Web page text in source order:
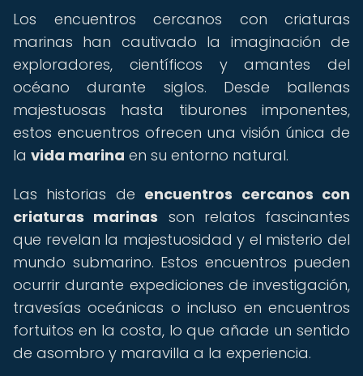
Los encuentros cercanos con criaturas
marinas han cautivado la imaginación de
exploradores, científicos y amantes del
océano durante siglos. Desde ballenas
majestuosas hasta tiburones imponentes,
estos encuentros ofrecen una visión única de
la vida marina en su entorno natural.
Las historias de encuentros cercanos con
criaturas marinas son relatos fascinantes
que revelan la majestuosidad y el misterio del
mundo submarino. Estos encuentros pueden
ocurrir durante expediciones de investigación,
travesías oceánicas o incluso en encuentros
fortuitos en la costa, lo que añade un sentido
de asombro y maravilla a la experiencia.